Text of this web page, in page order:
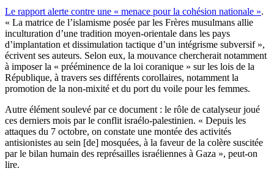
Le rapport alerte contre une « menace pour la cohésion nationale ».
« La matrice de l’islamisme posée par les Frères musulmans allie
inculturation d’une tradition moyen-orientale dans les pays
d’implantation et dissimulation tactique d’un intégrisme subversif »,
écrivent ses auteurs. Selon eux, la mouvance chercherait notamment
à imposer la « prééminence de la loi coranique » sur les lois de la
République, à travers ses différents corollaires, notamment la
promotion de la non-mixité et du port du voile pour les femmes.
Autre élément soulevé par ce document : le rôle de catalyseur joué
ces derniers mois par le conflit israélo-palestinien. « Depuis les
attaques du 7 octobre, on constate une montée des activités
antisionistes au sein [de] mosquées, à la faveur de la colère suscitée
par le bilan humain des représailles israéliennes à Gaza », peut-on
lire.